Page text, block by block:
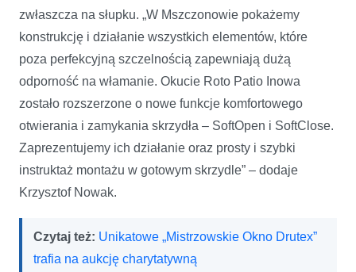
zwłaszcza na słupku. „W Mszczonowie pokażemy
konstrukcję i działanie wszystkich elementów, które
poza perfekcyjną szczelnością zapewniają dużą
odporność na włamanie. Okucie Roto Patio Inowa
zostało rozszerzone o nowe funkcje komfortowego
otwierania i zamykania skrzydła – SoftOpen i SoftClose.
Zaprezentujemy ich działanie oraz prosty i szybki
instruktaż montażu w gotowym skrzydle” – dodaje
Krzysztof Nowak.
Czytaj też: Unikatowe „Mistrzowskie Okno Drutex”
trafia na aukcję charytatywną